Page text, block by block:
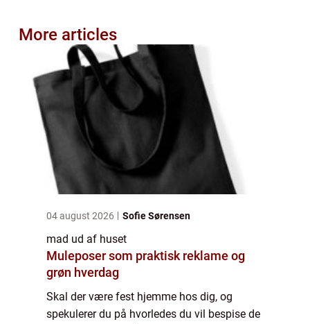
More articles
04 august 2026 Sofie Sørensen
mad ud af huset
Muleposer som praktisk reklame og
grøn hverdag
Skal der være fest hjemme hos dig, og
spekulerer du på hvorledes du vil bespise de